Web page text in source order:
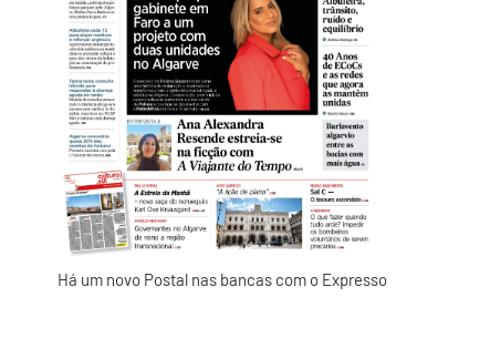
Há um novo Postal nas bancas com o Expresso